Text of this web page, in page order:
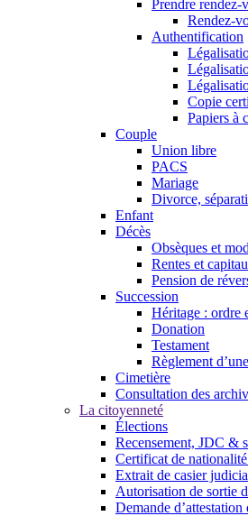
Prendre rendez-
Rendez-
Authentification
Copie
Papiers à
Couple
Union libre
PACS
Mariage
Divorce,
Enfant
Décès
Obsèques et
Rentes et
Pension de
Succession
Héritage : ordre
Donation
Testament
Règlement
Cimetière
Consultation des
La citoyenneté
Élections
Recensement, JDC &
Certificat de
Extrait de casier
Autorisation de sortie
Demande d’attestation